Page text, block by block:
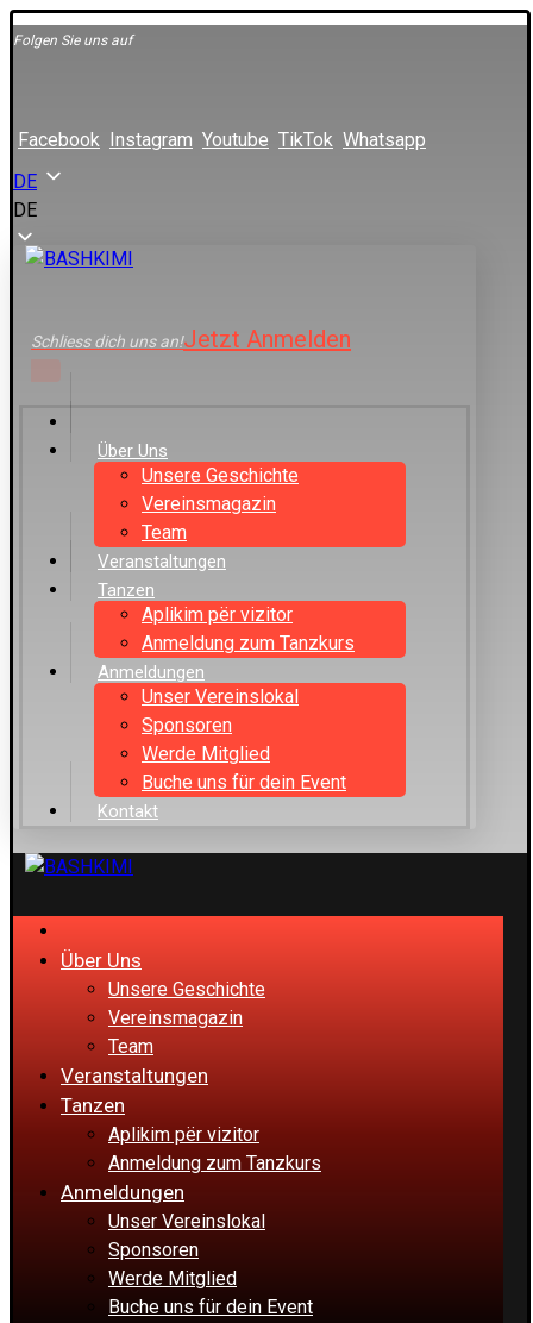
Folgen Sie uns auf
Facebook Instagram Youtube TikTok Whatsapp
DE
DE
Schliess dich uns an!Jetzt Anmelden
Über Uns
Unsere Geschichte
Vereinsmagazin
Team
Veranstaltungen
Tanzen
Aplikim për vizitor
Anmeldung zum Tanzkurs
Anmeldungen
Unser Vereinslokal
Sponsoren
Werde Mitglied
Buche uns für dein Event
Kontakt
Über Uns
Unsere Geschichte
Vereinsmagazin
Team
Veranstaltungen
Tanzen
Aplikim për vizitor
Anmeldung zum Tanzkurs
Anmeldungen
Unser Vereinslokal
Sponsoren
Werde Mitglied
Buche uns für dein Event